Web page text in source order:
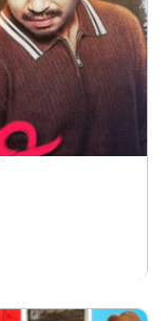
पोस्टर